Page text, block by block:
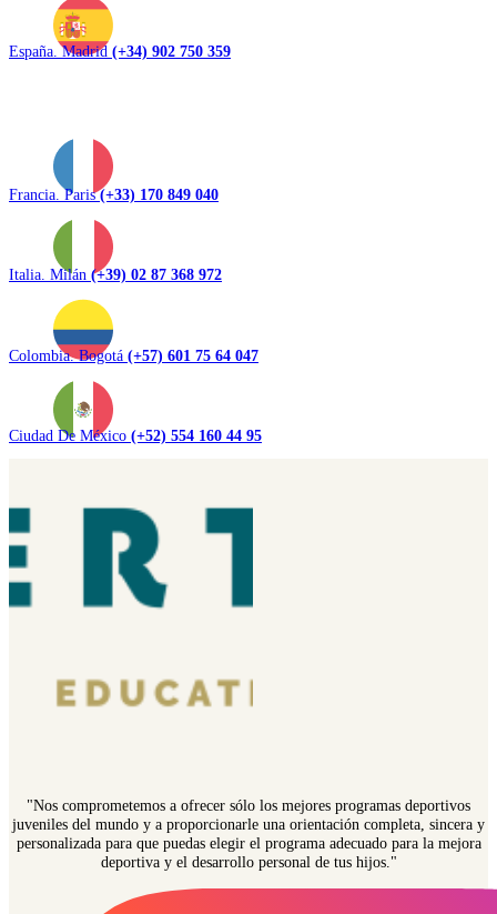
España. Madrid (+34) 902 750 359
Francia. Paris(+33) 170 849 040
Italia. Milán (+39) 02 87 368 972
Colombia. Bogotá (+57) 601 75 64 047
Ciudad De México (+52) 554 160 44 95
"Nos comprometemos a ofrecer sólo los mejores programas deportivos
juveniles del mundo y a proporcionarle una orientación completa, sincera y
personalizada para que puedas elegir el programa adecuado para la mejora
deportiva y el desarrollo personal de tus hijos."